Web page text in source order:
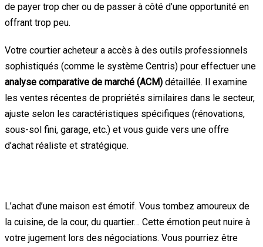
de payer trop cher ou de passer à côté d’une opportunité en
offrant trop peu.
Votre courtier acheteur a accès à des outils professionnels
sophistiqués (comme le système Centris) pour effectuer une
analyse comparative de marché (ACM) détaillée. Il examine
les ventes récentes de propriétés similaires dans le secteur,
ajuste selon les caractéristiques spécifiques (rénovations,
sous-sol fini, garage, etc.) et vous guide vers une offre
d’achat réaliste et stratégique.
L’achat d’une maison est émotif. Vous tombez amoureux de
la cuisine, de la cour, du quartier… Cette émotion peut nuire à
votre jugement lors des négociations. Vous pourriez être